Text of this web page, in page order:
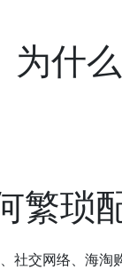
为什
繁琐
社交网络、海淘